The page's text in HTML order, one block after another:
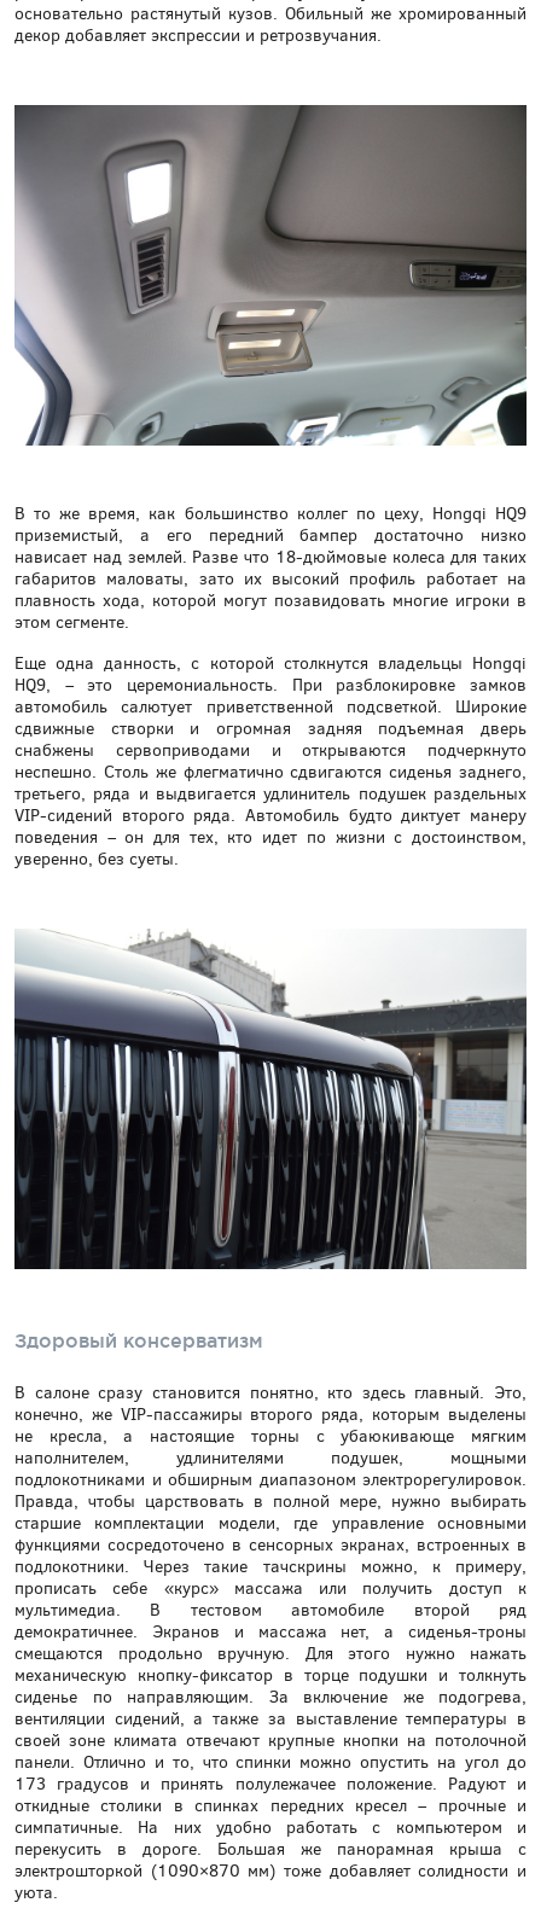
основательно растянутый кузов. Обильный же хромированный
декор добавляет экспрессии и ретрозвучания.
В то же время, как большинство коллег по цеху, Hongqi HQ9
приземистый, а его передний бампер достаточно низко
нависает над землей. Разве что 18-дюймовые колеса для таких
габаритов маловаты, зато их высокий профиль работает на
плавность хода, которой могут позавидовать многие игроки в
этом сегменте.
Еще одна данность, с которой столкнутся владельцы Hongqi
HQ9, – это церемониальность. При разблокировке замков
автомобиль салютует приветственной подсветкой. Широкие
сдвижные створки и огромная задняя подъемная дверь
снабжены сервоприводами и открываются подчеркнуто
неспешно. Столь же флегматично сдвигаются сиденья заднего,
третьего, ряда и выдвигается удлинитель подушек раздельных
VIP-сидений второго ряда. Автомобиль будто диктует манеру
поведения – он для тех, кто идет по жизни с достоинством,
уверенно, без суеты.
Здоровый консерватизм
В салоне сразу становится понятно, кто здесь главный. Это,
конечно, же VIP-пассажиры второго ряда, которым выделены
не кресла, а настоящие торны с убаюкивающе мягким
наполнителем, удлинителями подушек, мощными
подлокотниками и обширным диапазоном электрорегулировок.
Правда, чтобы царствовать в полной мере, нужно выбирать
старшие комплектации модели, где управление основными
функциями сосредоточено в сенсорных экранах, встроенных в
подлокотники. Через такие тачскрины можно, к примеру,
прописать себе «курс» массажа или получить доступ к
мультимедиа. В тестовом автомобиле второй ряд
демократичнее. Экранов и массажа нет, а сиденья-троны
смещаются продольно вручную. Для этого нужно нажать
механическую кнопку-фиксатор в торце подушки и толкнуть
сиденье по направляющим. За включение же подогрева,
вентиляции сидений, а также за выставление температуры в
своей зоне климата отвечают крупные кнопки на потолочной
панели. Отлично и то, что спинки можно опустить на угол до
173 градусов и принять полулежачее положение. Радуют и
откидные столики в спинках передних кресел – прочные и
симпатичные. На них удобно работать с компьютером и
перекусить в дороге. Большая же панорамная крыша с
электрошторкой (1090×870 мм) тоже добавляет солидности и
уюта.